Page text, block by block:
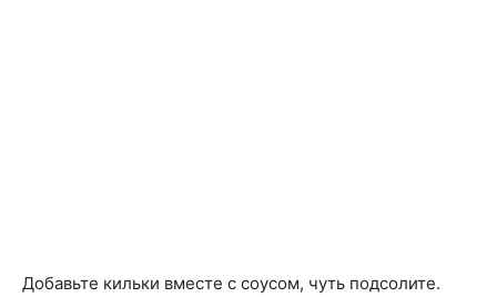
Добавьте кильки вместе с соусом, чуть подсолите.